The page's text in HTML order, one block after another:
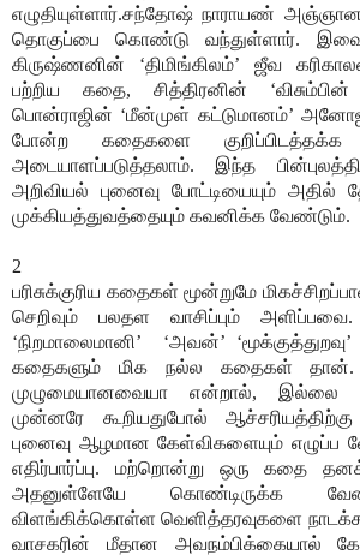
எழுதியுள்ளார்.சந்தோஷ் நாராயண்
தொகுப்பை கொண்டு வந்துள்ளார்.
கிருஷ்ணனின் ‘திமிங்கிலம்’ ஜீவ
பற்றிய கதை, சித்திரனின்
பொன்ராஜின் ‘மீன்முள் கட்டுமானம்’
போன்ற கதைகளை
அடையாளப்படுத்தலாம். இந்த
அறிவியல் புனைவு போட்டியையும்
முக்கியத்துவத்தையும் கவனிக்க வேண்டும்.
2
பரிசுக்குரிய கதைகள் மூன்றுமே
செறிவும் பலதள வாசிப்பும்
‘நிறமாலைமானி’
‘அவன்’
கதைகளும் மிக நல்ல கதைகள் தான்.
முழுமையானவையா என்றால்,
முன்னரே கூறியதுபோல்
புனைவு ஆழமான கேள்விகளையும் எழுப்ப
எதிர்பார்ப்பு. மற்றொன்று ஒரு கதை
அதனுள்ளேயே கொண்டிருக்க
விளங்கிக்கொள்ள வெளித்தரவுகளை
வாசகரின் மீதான அவநம்பிக்கையால்